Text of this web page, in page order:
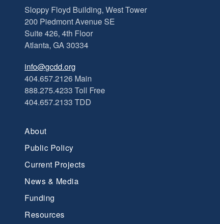
Sloppy Floyd Building, West Tower
200 Piedmont Avenue SE
Suite 426, 4th Floor
Atlanta, GA 30334
info@gcdd.org
404.657.2126 Main
888.275.4233 Toll Free
404.657.2133 TDD
About
Public Policy
Current Projects
News & Media
Funding
Resources